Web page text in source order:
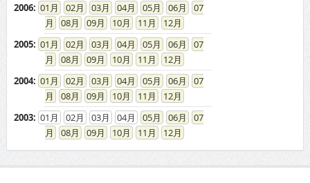
2006: 01 02 03 04 05 06
07
08
09 10 11
12
2005: 01 02 03 04 05 06
07
08
09 10 11
12
2004: 01 02 03 04 05 06
07
08
09 10 11
12
2003: 01 02 03 04 05 06
07
08
09 10 11 12